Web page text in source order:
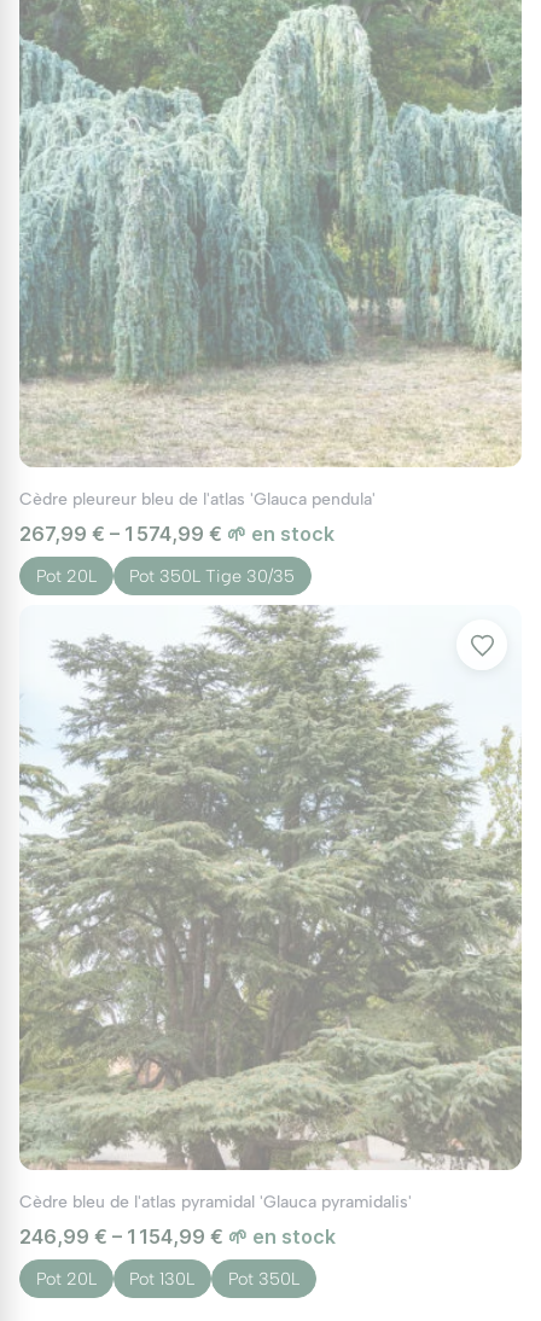
Cèdre pleureur bleu de l'atlas 'Glauca pendula'
267,99 € – 1 574,99 € 🌱 en stock
Pot 20L Pot 350L Tige 30/35
Cèdre bleu de l'atlas pyramidal 'Glauca pyramidalis'
246,99 € – 1 154,99 € 🌱 en stock
Pot 20L Pot 130L Pot 350L